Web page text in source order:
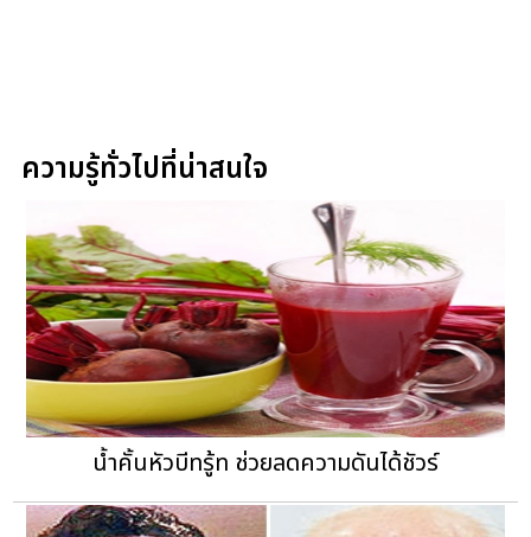
ความรู้ทั่วไปที่น่าสนใจ
น้ำคั้นหัวบีทรู้ท ช่วยลดความดันได้ชัวร์